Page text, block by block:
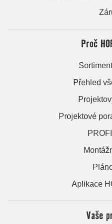
Proč
Přehled
Projektové
Aplikace
Vaše